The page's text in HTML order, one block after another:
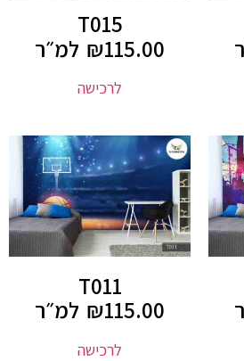
T015
₪115.00 למ״ר
לרכישה
T011
₪115.00 למ״ר
לרכישה